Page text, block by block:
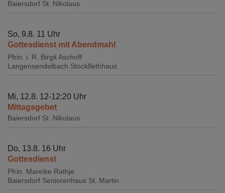
Baiersdorf St. Nikolaus
So, 9.8. 11 Uhr
Gottesdienst mit Abendmahl
Pfrin. i. R. Birgit Aschoff
Langensendelbach Stockflethhaus
Mi, 12.8. 12-12:20 Uhr
Mittagsgebet
Baiersdorf St. Nikolaus
Do, 13.8. 16 Uhr
Gottesdienst
Pfrin. Mareike Rathje
Baiersdorf Seniorenhaus St. Martin